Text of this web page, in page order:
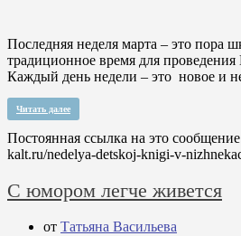
Последняя неделя марта – это пора
традиционное время для
Каждый день недели – это новое и
Читать далее
Постоянная ссылка на это
kalt.ru/nedelya-detskoj-knigi-v-
С юмором легче живется
от Татьяна Васильева